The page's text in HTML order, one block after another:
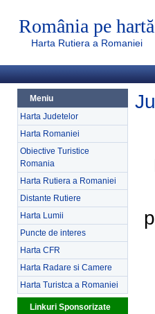
România pe hartă
Harta Rutiera a Romaniei
Meniu
Harta Judetelor
Harta Romaniei
Obiective Turistice
Romania
Harta Rutiera a Romaniei
Distante Rutiere
Harta Lumii
Puncte de interes
Harta CFR
Harta Radare si Camere
Harta Turistca a Romaniei
Linkuri Sponsorizate